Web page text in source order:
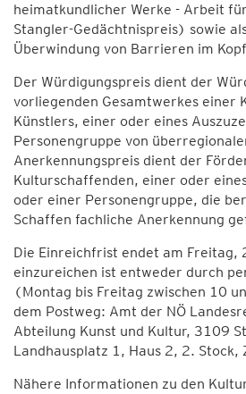
heimatkundlicher Werke - Arbeit
Stangler-Gedächtnispreis) sowie
Überwindung von Barrieren im
Der Würdigungspreis dient der
vorliegenden Gesamtwerkes einer
Künstlers, einer oder eines
Personengruppe von
Anerkennungspreis dient der
Kulturschaffenden, einer oder
oder einer Personengruppe, die
Schaffen fachliche Anerkennung
Die Einreichfrist endet am Freitag,
einzureichen ist entweder durch
(Montag bis Freitag zwischen 10
dem Postweg: Amt der NÖ
Abteilung Kunst und Kultur, 3109
Landhausplatz 1, Haus 2, 2.
Nähere Informationen zu den